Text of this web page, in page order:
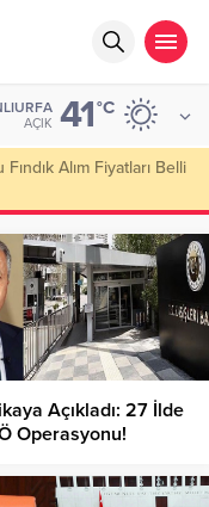
AÇIK 41°C
4 Bin 898 Kişiye Sıcak
Açıkladı: 27 İlde
Operasyonu!